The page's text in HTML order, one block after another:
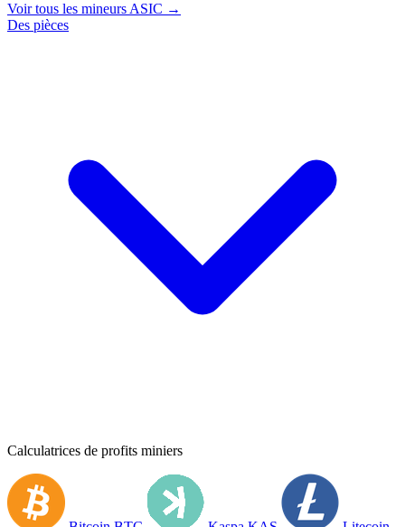
Voir tous les mineurs ASIC →
Des pièces
Calculatrices de profits miniers